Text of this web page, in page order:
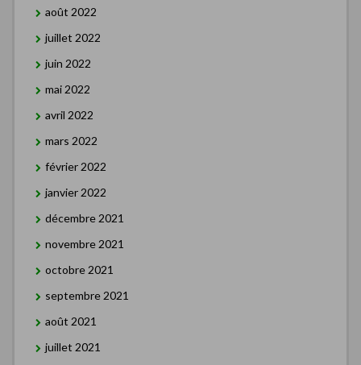
août 2022
juillet 2022
juin 2022
mai 2022
avril 2022
mars 2022
février 2022
janvier 2022
décembre 2021
novembre 2021
octobre 2021
septembre 2021
août 2021
juillet 2021